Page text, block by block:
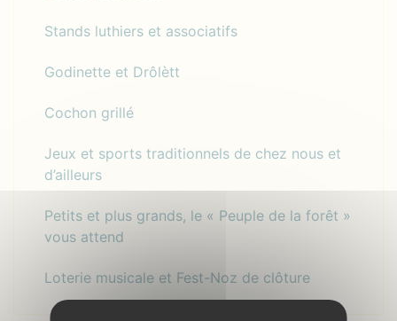
Stands luthiers et associatifs
Godinette et Drôlètt
Cochon grillé
Jeux et sports traditionnels de chez nous et
d’ailleurs
Petits et plus grands, le « Peuple de la forêt »
vous attend
Loterie musicale et Fest-Noz de clôture